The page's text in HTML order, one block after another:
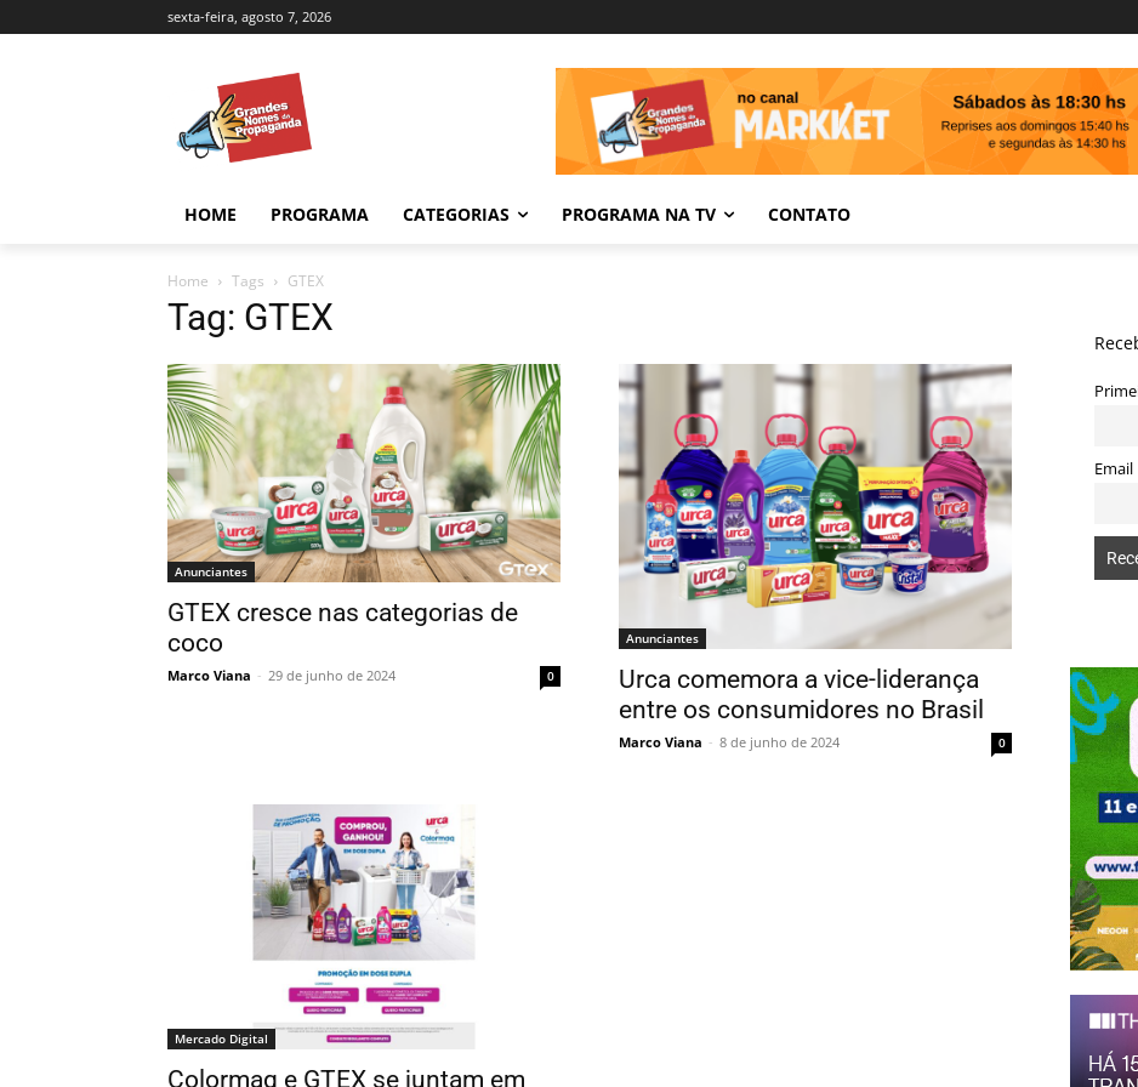
sexta-feira, agosto 7, 2026
HOME PROGRAMA CATEGORIAS PROGRAMA NA TV CONTATO
Home Tags GTEX
Tag: GTEX
Anunciantes
GTEX cresce nas categorias de
coco
Marco Viana - 29 de junho de 2024 0
Anunciantes
Urca comemora a vice-liderança
entre os consumidores no Brasil
Marco Viana - 8 de junho de 2024 0
Mercado Digital
Colormaq e GTEX se juntam em
Email